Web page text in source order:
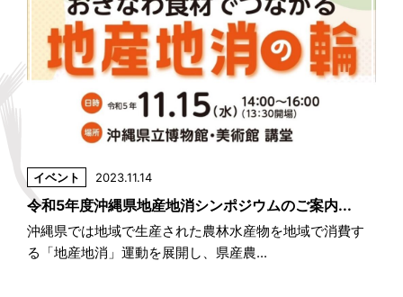
イベント 2023.11.14
令和5年度沖縄県地産地消シンポジウムのご案内...
沖縄県では地域で生産された農林水産物を地域で消費す
る「地産地消」運動を展開し、県産農...